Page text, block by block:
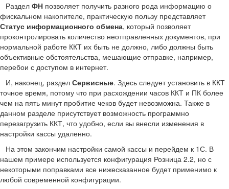
Раздел ФН позволяет получить разного рода информацию о
фискальном накопителе, практическую пользу представляет
Статус информационного обмена, который позволяет
проконтролировать количество неотправленных документов, при
нормальной работе ККТ их быть не должно, либо должны быть
объективные обстоятельства, мешающие отправке, например,
перебои с доступом в интернет.
И, наконец, раздел Сервисные. Здесь следует установить в ККТ
точное время, потому что при расхождении часов ККТ и ПК более
чем на пять минут пробитие чеков будет невозможна. Также в
данном разделе присутствует возможность программно
перезагрузить ККТ, что удобно, если вы внесли изменения в
настройки кассы удаленно.
На этом закончим настройки самой кассы и перейдем к 1С. В
нашем примере используется конфигурация Розница 2.2, но с
некоторыми поправками все нижесказанное будет применимо к
любой современной конфигурации.